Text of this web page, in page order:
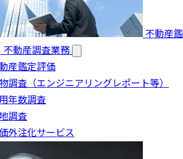
不動産鑑
不動産調査業務
産鑑定評価
調査（エンジニアリングレポート等）
年数調査
調査
外注化サービス